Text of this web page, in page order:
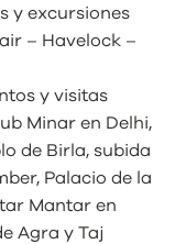
y excursiones
– Havelock –
y visitas
Minar en Delhi,
de Birla, subida
Palacio de la
Mantar en
Agra y Taj